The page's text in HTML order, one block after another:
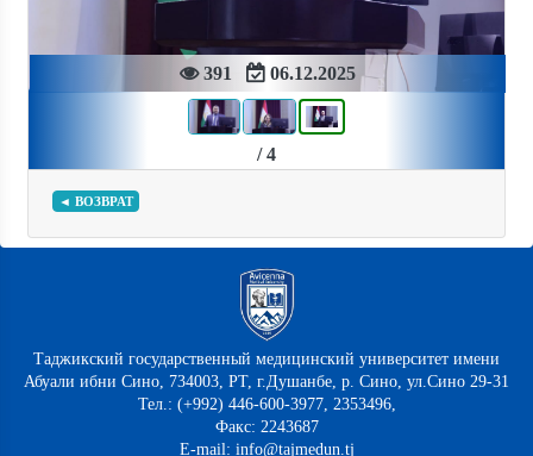
391 06.12.2025
/ 4
◄ ВОЗВРАТ
Таджикский государственный медицинский университет имени
Абуали ибни Сино, 734003, РТ, г.Душанбе, р. Сино, ул.Сино 29-31
Тел.: (+992) 446-600-3977, 2353496,
Факс: 2243687
E-mail: info@tajmedun.tj